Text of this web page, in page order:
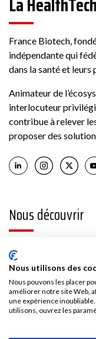
France Biotech,
indépendante qui
dans la santé et leurs
Animateur de
interlocuteur
contribue à relever
proposer des
Nous découvrir
France Biotech
Think tank
International
Les temps forts de
Gouvernance et
Nous utilisons des
Nous pouvons les placer
améliorer notre site Web,
une expérience
utilisons, ouvrez les